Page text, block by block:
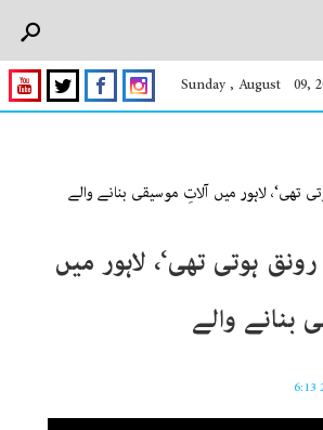
Sunday , August 09,
تھی‘، لاہور میں آلاتِ موسیقی بنانے والے
ہوتی تھی‘، لاہور میں
بنانے والے